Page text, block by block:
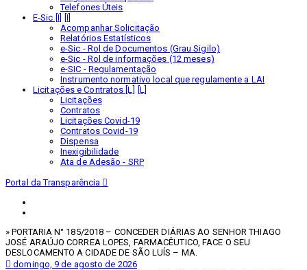
Telefones Úteis
E-Sic [I]
Acompanhar Solicitação
Relatórios Estatísticos
e-Sic - Rol de Documentos (Grau Sigilo)
e-Sic - Rol de informações (12 meses)
e-SIC - Regulamentação
Instrumento normativo local que regulamente a LAI
Licitações e Contratos [L]
Licitações
Contratos
Licitações Covid-19
Contratos Covid-19
Dispensa
Inexigibilidade
Ata de Adesão - SRP
Portal da Transparência
» PORTARIA N° 185/2018 – CONCEDER DIÁRIAS AO SENHOR THIAGO
JOSÉ ARAÚJO CORREA LOPES, FARMACÊUTICO, FACE O SEU
DESLOCAMENTO A CIDADE DE SÃO LUÍS – MA.
domingo, 9 de agosto de 2026